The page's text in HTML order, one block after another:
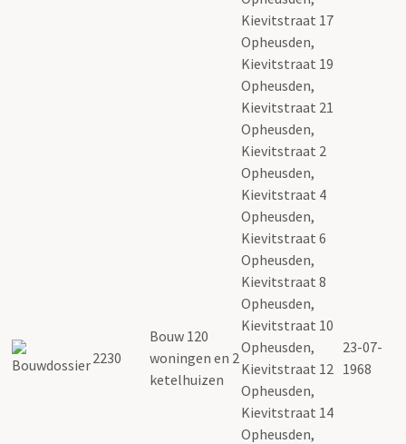
2230
Bouw 120
woningen en 2
ketelhuizen
Kievitstraat 17
Opheusden,
Kievitstraat 19
Opheusden,
Kievitstraat 21
Opheusden,
Kievitstraat 2
Opheusden,
Kievitstraat 4
Opheusden,
Kievitstraat 6
Opheusden,
Kievitstraat 8
Opheusden,
Kievitstraat 10
Opheusden,
Kievitstraat 12
Opheusden,
Kievitstraat 14
Opheusden,
23-07-
1968